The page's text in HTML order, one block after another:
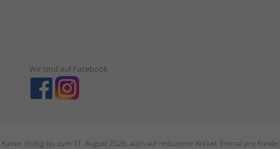
Wir sind auf Facebook
Gültig bis zum 31. August 2026, auch auf reduzierte Artikel. Einmal pro Kunde.